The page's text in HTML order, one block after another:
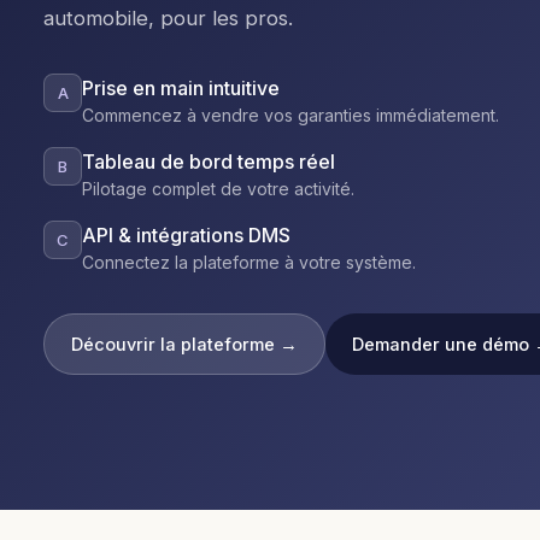
automobile, pour les pros.
A Prise en main intuitive
Commencez à vendre vos garanties immédiatement.
B Tableau de bord temps réel
Pilotage complet de votre activité.
C API & intégrations DMS
Connectez la plateforme à votre système.
Découvrir la plateforme → Demander une démo